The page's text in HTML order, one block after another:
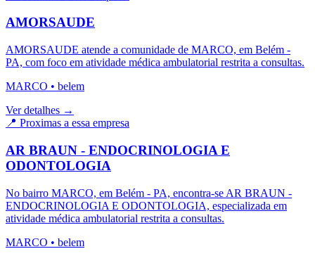
AMORSAUDE
AMORSAUDE atende a comunidade de MARCO, em Belém -
PA, com foco em atividade médica ambulatorial restrita a consultas.
MARCO • belem
Ver detalhes →
📍 Proximas a essa empresa
AR BRAUN - ENDOCRINOLOGIA E
ODONTOLOGIA
No bairro MARCO, em Belém - PA, encontra-se AR BRAUN -
ENDOCRINOLOGIA E ODONTOLOGIA, especializada em
atividade médica ambulatorial restrita a consultas.
MARCO • belem